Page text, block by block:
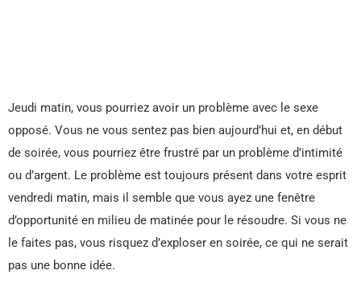
Jeudi matin, vous pourriez avoir un problème avec le sexe
opposé. Vous ne vous sentez pas bien aujourd’hui et, en début
de soirée, vous pourriez être frustré par un problème d’intimité
ou d’argent. Le problème est toujours présent dans votre esprit
vendredi matin, mais il semble que vous ayez une fenêtre
d’opportunité en milieu de matinée pour le résoudre. Si vous ne
le faites pas, vous risquez d’exploser en soirée, ce qui ne serait
pas une bonne idée.